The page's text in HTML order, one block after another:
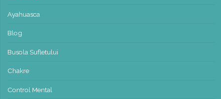
Ayahuasca
Blog
Busola Sufletului
Chakre
Control Mental